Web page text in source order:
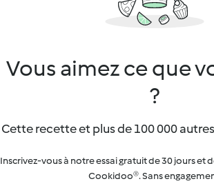
Vous aimez ce que
?
Cette recette et plus de 100 000
Inscrivez-vous à notre essai gratuit de 30 jours et
Cookidoo®. Sans